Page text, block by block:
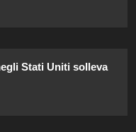
Stati Uniti solleva